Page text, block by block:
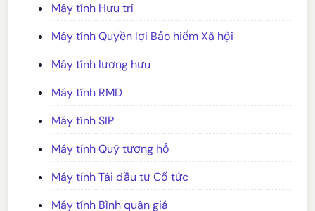
Máy tính Hưu trí
Máy tính Quyền lợi Bảo hiểm Xã hội
Máy tính lương hưu
Máy tính RMD
Máy tính SIP
Máy tính Quỹ tương hỗ
Máy tính Tái đầu tư Cổ tức
Máy tính Bình quân giá